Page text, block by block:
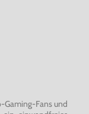
Gaming-Fans und